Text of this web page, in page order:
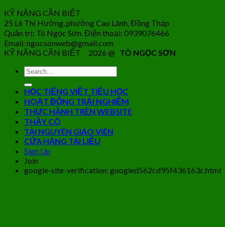
KỸ NĂNG CẦN BIẾT
25 Lê Thị Hường, phường Cao Lãnh, Đồng Tháp
Quản trị: Tô Ngọc Sơn. Điện thoại: 0939076466
Email: ngocsonweb@gmail.com
KỸ NĂNG CẦN BIẾT 2026 @ TÔ NGỌC SƠN
HỌC TIẾNG VIỆT TIỂU HỌC
HOẠT ĐỘNG TRẢI NGHIỆM
THỰC HÀNH TRÊN WEBSITE
THẦY CÔ
TÀI NGUYÊN GIÁO VIÊN
CỬA HÀNG TÀI LIỆU
Sign Up
Join
google-site-verification: googled562cd95f436163c.html